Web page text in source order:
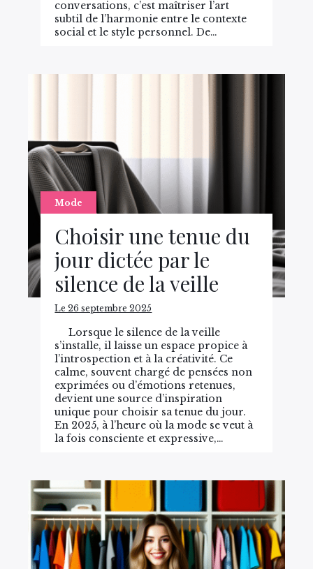
conversations, c’est maîtriser l’art
subtil de l’harmonie entre le contexte
social et le style personnel. De…
Mode
Choisir une tenue du
jour dictée par le
silence de la veille
Le 26 septembre 2025
Lorsque le silence de la veille
s’installe, il laisse un espace propice à
l’introspection et à la créativité. Ce
calme, souvent chargé de pensées non
exprimées ou d’émotions retenues,
devient une source d’inspiration
unique pour choisir sa tenue du jour.
En 2025, à l’heure où la mode se veut à
la fois consciente et expressive,…